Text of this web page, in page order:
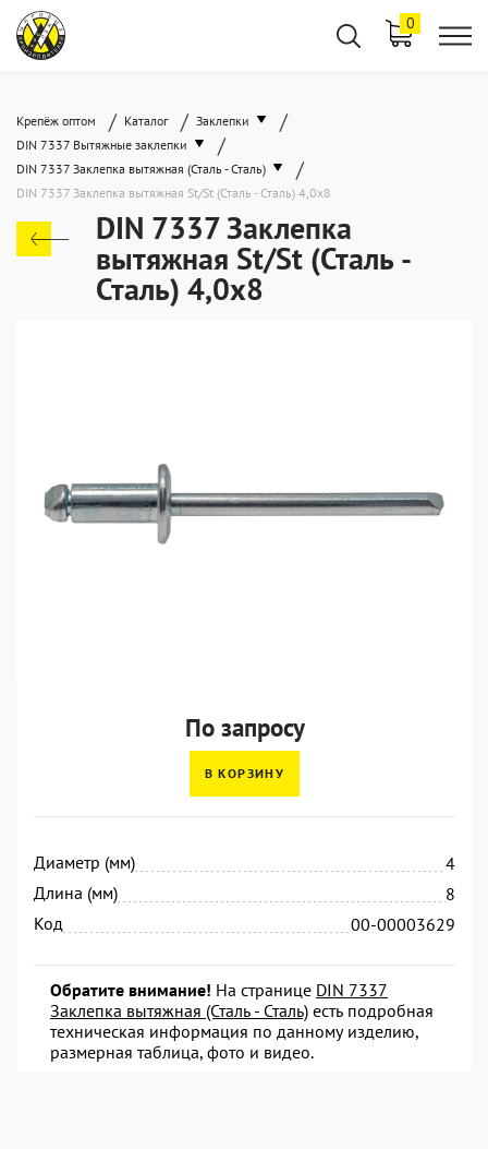
0
Крепёж оптом / Каталог / Заклепки /
DIN 7337 Вытяжные заклепки /
DIN 7337 Заклепка вытяжная (Сталь - Сталь) /
DIN 7337 Заклепка вытяжная St/St (Сталь - Сталь) 4,0x8
DIN 7337 Заклепка
вытяжная St/St (Сталь -
Сталь) 4,0x8
По запросу
В КОРЗИНУ
Диаметр (мм)
4
Длина (мм)
8
Код
00-00003629
Обратите внимание! На странице DIN 7337
Заклепка вытяжная (Сталь - Сталь) есть подробная
техническая информация по данному изделию,
размерная таблица, фото и видео.